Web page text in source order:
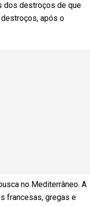
dos destroços de que
após o
no Mediterrâneo. A
francesas, gregas e